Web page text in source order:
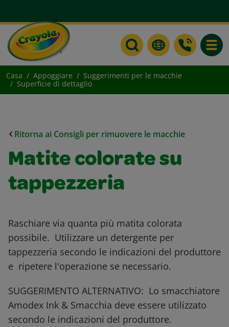
Casa Appoggiare
Suggerimenti per le macchie
Superficie di dettaglio
Ritorna ai Consigli per rimuovere le macchie
Matite colorate su
tappezzeria
Raschiare via quanta più matita colorata
possibile. Utilizzare un detergente per
tappezzeria secondo le indicazioni del produttore
e ripetere l'operazione se necessario.
SUGGERIMENTO ALTERNATIVO: Lo smacchiatore
Amodex Ink & Smacchia deve essere utilizzato
secondo le indicazioni del produttore.